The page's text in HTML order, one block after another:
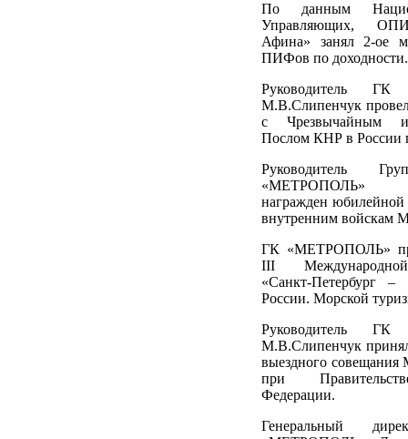
По данным
Управляющих,
Афина» занял 2-ое
ПИФов по доходности.
Руководитель
М.В.Слипенчук
с Чрезвычайным
Послом КНР в России
Руководитель
«МЕТРОПОЛЬ»
награжден юбилейной
внутренним войскам
ГК «МЕТРОПОЛЬ»
III
«Санкт-Петербург –
России. Морской
Руководитель
М.В.Слипенчук принял
выездного совещания
при
Федерации.
Генеральный